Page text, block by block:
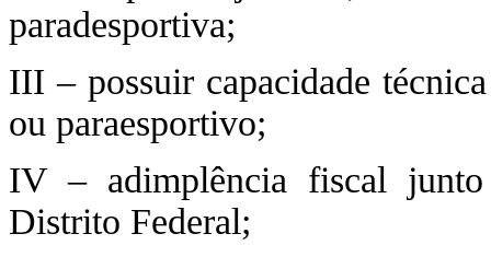
paradesportiva;
III – possuir capacidade
ou paraesportivo;
IV – adimplência fiscal
Distrito Federal;